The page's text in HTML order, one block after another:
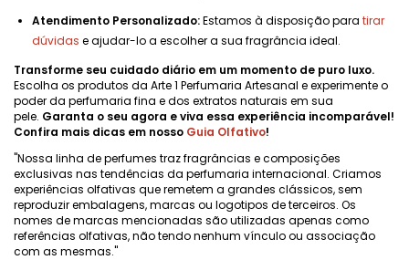
Atendimento Personalizado:Estamos à disposição para tirar
dúvidas e ajudar-lo a escolher a sua fragrância ideal.
Transforme seu cuidado diário em um momento de puro luxo.
Escolha os produtos da Arte 1 Perfumaria Artesanal e experimente o
poder da perfumaria fina e dos extratos naturais em sua
pele. Garanta o seu agora e viva essa experiência incomparável!
Confira mais dicas em nosso Guia Olfativo!
"Nossa linha de perfumes traz fragrâncias e composições
exclusivas nas tendências da perfumaria internacional. Criamos
experiências olfativas que remetem a grandes clássicos, sem
reproduzir embalagens, marcas ou logotipos de terceiros. Os
nomes de marcas mencionadas são utilizadas apenas como
referências olfativas, não tendo nenhum vínculo ou associação
com as mesmas."